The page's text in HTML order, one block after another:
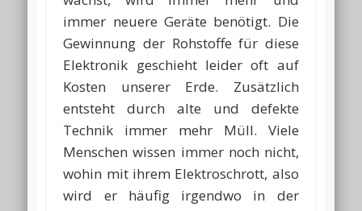
immer neuere Geräte benötigt. Die
Gewinnung der Rohstoffe für diese
Elektronik geschieht leider oft auf
Kosten unserer Erde. Zusätzlich
entsteht durch alte und defekte
Technik immer mehr Müll. Viele
Menschen wissen immer noch nicht,
wohin mit ihrem Elektroschrott, also
wird er häufig irgendwo in der